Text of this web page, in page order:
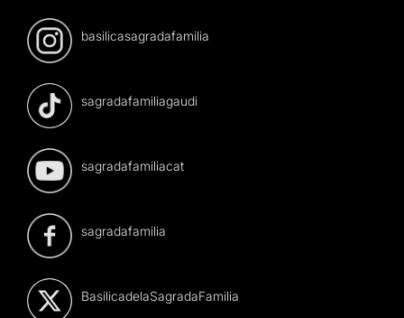
basilicasagradafamilia
sagradafamiliagaudi
sagradafamiliacat
sagradafamilia
BasilicadelaSagradaFamilia